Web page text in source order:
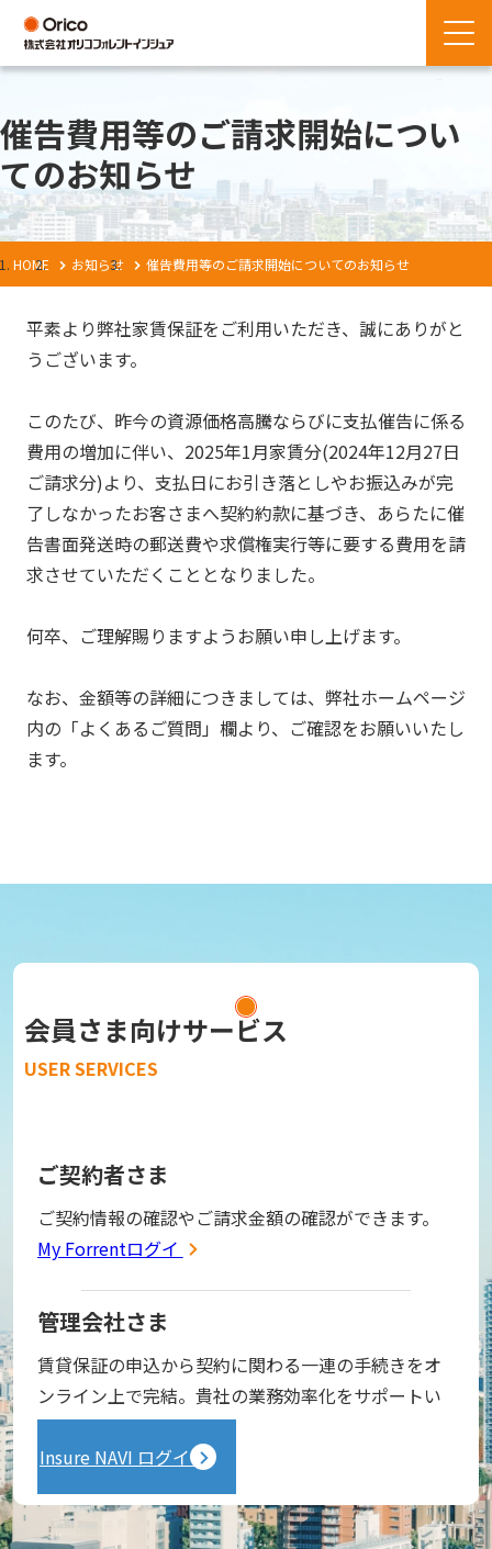
催告費用等のご請求開始につい
てのお知らせ
HOME お知らせ 催告費用等のご請求開始についてのお知らせ
平素より弊社家賃保証をご利用いただき、誠にありがと
うございます。
このたび、昨今の資源価格高騰ならびに支払催告に係る
費用の増加に伴い、2025年1月家賃分(2024年12月27日
ご請求分)より、支払日にお引き落としやお振込みが完
了しなかったお客さまへ契約約款に基づき、あらたに催
告書面発送時の郵送費や求償権実行等に要する費用を請
求させていただくこととなりました。
何卒、ご理解賜りますようお願い申し上げます。
なお、金額等の詳細につきましては、弊社ホームページ
内の「よくあるご質問」欄より、ご確認をお願いいたし
ます。
会員さま向けサービス
USER SERVICES
ご契約者さま
ご契約情報の確認やご請求金額の確認ができます。
My Forrentログイン
管理会社さま
賃貸保証の申込から契約に関わる一連の手続きをオ
ンライン上で完結。貴社の業務効率化をサポートい
たします。
Insure NAVI ログイン